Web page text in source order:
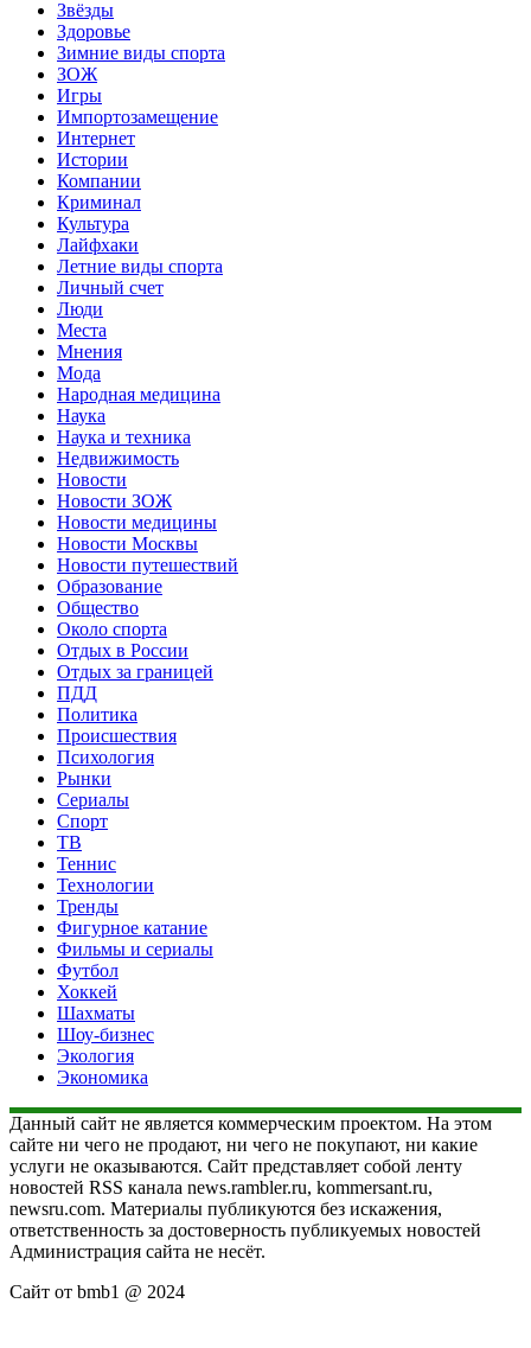
Звёзды
Здоровье
Зимние виды спорта
ЗОЖ
Игры
Импортозамещение
Интернет
Истории
Компании
Криминал
Культура
Лайфхаки
Летние виды спорта
Личный счет
Люди
Места
Мнения
Мода
Народная медицина
Наука
Наука и техника
Недвижимость
Новости
Новости ЗОЖ
Новости медицины
Новости Москвы
Новости путешествий
Образование
Общество
Около спорта
Отдых в России
Отдых за границей
ПДД
Политика
Происшествия
Психология
Рынки
Сериалы
Спорт
ТВ
Теннис
Технологии
Тренды
Фигурное катание
Фильмы и сериалы
Футбол
Хоккей
Шахматы
Шоу-бизнес
Экология
Экономика
Данный сайт не является коммерческим проектом. На этом
сайте ни чего не продают, ни чего не покупают, ни какие
услуги не оказываются. Сайт представляет собой ленту
новостей RSS канала news.rambler.ru, kommersant.ru,
newsru.com. Материалы публикуются без искажения,
ответственность за достоверность публикуемых новостей
Администрация сайта не несёт.
Сайт от bmb1 @ 2024